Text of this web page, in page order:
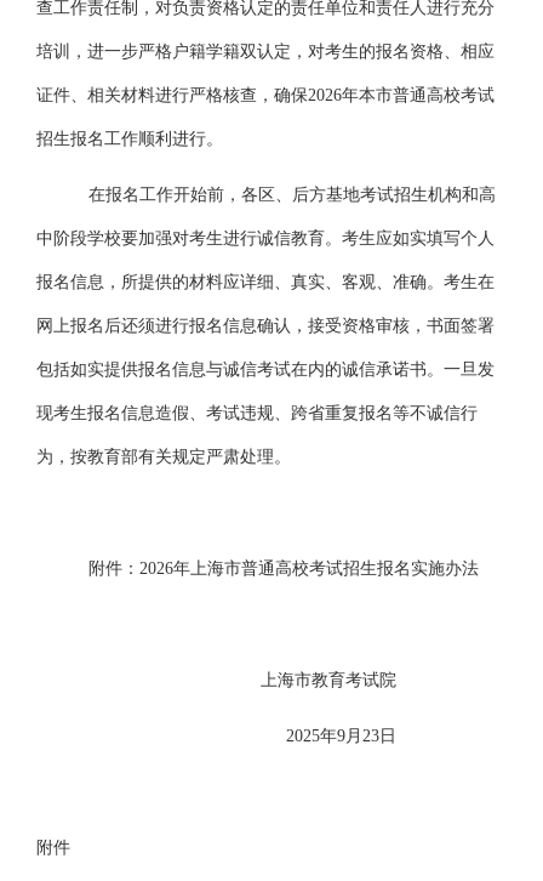
查工作责任制，对负责资格认定的责任单位和责任人进行充分
培训，进一步严格户籍学籍双认定，对考生的报名资格、相应
证件、相关材料进行严格核查，确保2026年本市普通高校考试
招生报名工作顺利进行。
在报名工作开始前，各区、后方基地考试招生机构和高
中阶段学校要加强对考生进行诚信教育。考生应如实填写个人
报名信息，所提供的材料应详细、真实、客观、准确。考生在
网上报名后还须进行报名信息确认，接受资格审核，书面签署
包括如实提供报名信息与诚信考试在内的诚信承诺书。一旦发
现考生报名信息造假、考试违规、跨省重复报名等不诚信行
为，按教育部有关规定严肃处理。
附件： 2026年上海市普通高校考试招生报名实施办法
上海市教育考试院
2025年9月 23 日
附件